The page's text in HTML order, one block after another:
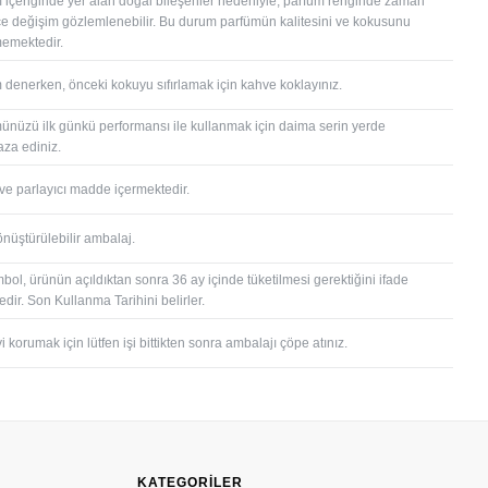
değişim gözlemlenebilir. Bu durum parfümün kalitesini ve kokusunu
denerken, önceki kokuyu sıfırlamak için kahve koklayınız.
ilk günkü performansı ile kullanmak için daima serin yerde
ediniz.
ve parlayıcı madde içermektedir.
ambalaj.
ürünün açıldıktan sonra 36 ay içinde tüketilmesi gerektiğini ifade
Son Kullanma Tarihini belirler.
korumak için lütfen işi bittikten sonra ambalajı çöpe atınız.
KATEGORİLER